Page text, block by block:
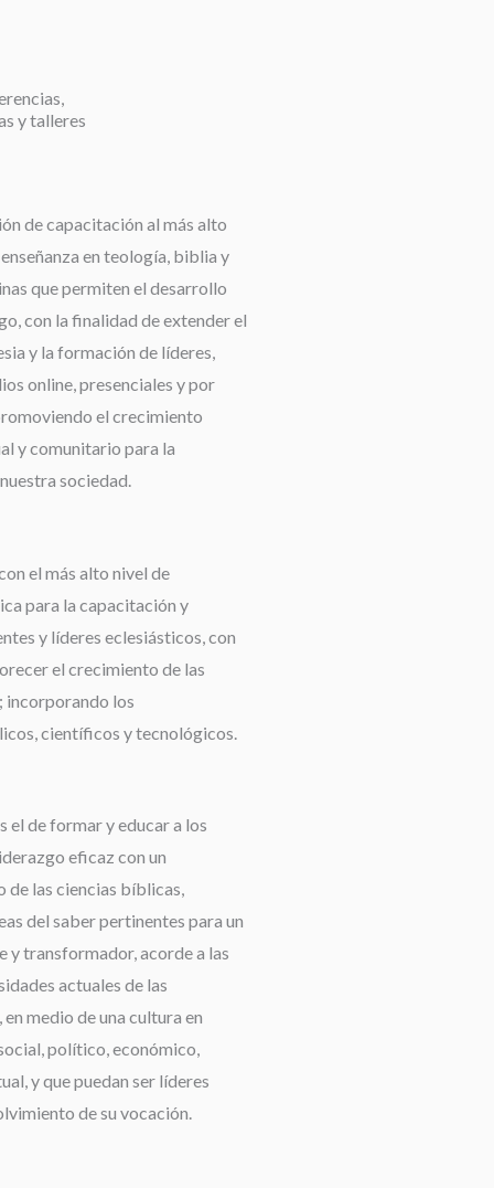
y talleres
de capacitación al más alto
en teología, biblia y
que permiten el desarrollo
con la finalidad de extender el
y la formación de líderes,
online, presenciales y por
el crecimiento
y comunitario para la
sociedad.
el más alto nivel de
para la capacitación y
y líderes eclesiásticos, con
el crecimiento de las
incorporando los
científicos y tecnológicos.
de formar y educar a los
eficaz con un
de las ciencias bíblicas,
del saber pertinentes para un
y transformador, acorde a las
actuales de las
medio de una cultura en
político, económico,
y que puedan ser líderes
de su vocación.